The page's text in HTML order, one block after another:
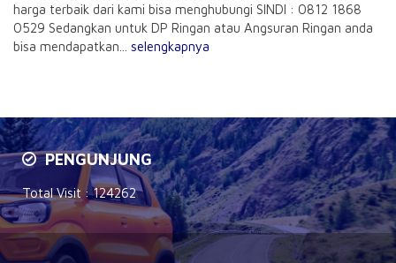
harga terbaik dari kami bisa menghubungi SINDI : 0812 1868
0529 Sedangkan untuk DP Ringan atau Angsuran Ringan anda
bisa mendapatkan... selengkapnya
PENGUNJUNG
Total Visit :124262